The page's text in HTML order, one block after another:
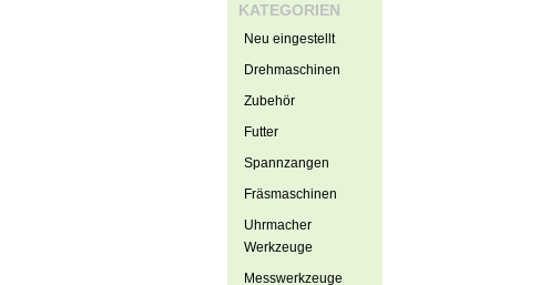
KATEGORIEN
Neu eingestellt
Drehmaschinen
Zubehör
Futter
Spannzangen
Fräsmaschinen
Uhrmacher
Werkzeuge
Messwerkzeuge